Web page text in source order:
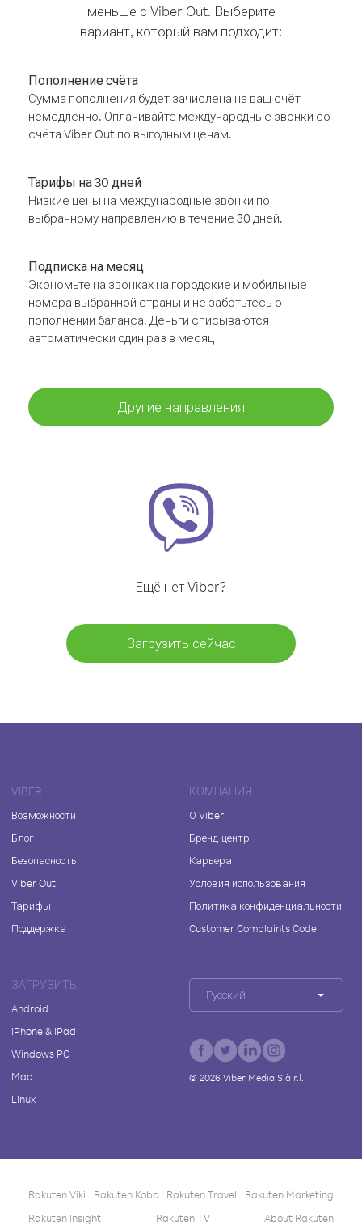
меньше с Viber Out. Выберите
вариант, который вам подходит:
Пополнение счёта
Сумма пополнения будет зачислена на ваш счёт
немедленно. Оплачивайте международные звонки со
счёта Viber Out по выгодным ценам.
Тарифы на 30 дней
Низкие цены на международные звонки по
выбранному направлению в течение 30 дней.
Подписка на месяц
Экономьте на звонках на городские и мобильные
номера выбранной страны и не заботьтесь о
пополнении баланса. Деньги списываются
автоматически один раз в месяц
Другие направления
Ещё нет Viber?
Загрузить сейчас
VIBER
Возможности
Блог
Безопасность
Viber Out
Тарифы
Поддержка
КОМПАНИЯ
О Viber
Бренд-центр
Карьера
Условия использования
Политика конфиденциальности
Customer Complaints Code
ЗАГРУЗИТЬ
Android
iPhone & iPad
Windows PC
Mac
Linux
Русский
© 2026Viber Media S.à r.l.
Rakuten Viki Rakuten Kobo Rakuten Travel
Rakuten Marketing
Rakuten Insight
Rakuten TV About Rakuten